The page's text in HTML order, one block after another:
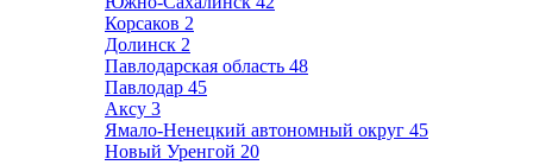
Корсаков 2
Долинск 2
Павлодарская область 48
Павлодар 45
Аксу 3
Ямало-Ненецкий автономный округ 45
Новый Уренгой 20